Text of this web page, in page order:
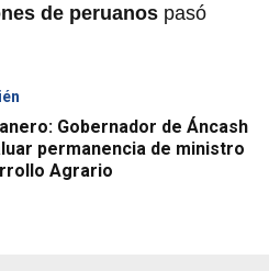
de peruanos pasó
Gobernador de Áncash
permanencia de ministro
Agrario